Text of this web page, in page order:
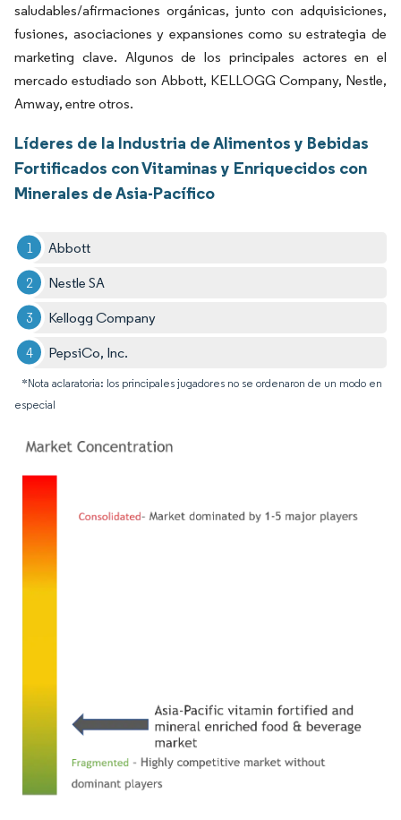
saludables/afirmaciones orgánicas, junto con adquisiciones,
fusiones, asociaciones y expansiones como su estrategia de
marketing clave. Algunos de los principales actores en el
mercado estudiado son Abbott, KELLOGG Company, Nestle,
Amway, entre otros.
Líderes de la Industria de Alimentos y Bebidas
Fortificados con Vitaminas y Enriquecidos con
Minerales de Asia-Pacífico
Abbott
Nestle SA
Kellogg Company
PepsiCo, Inc.
*Nota aclaratoria: los principales jugadores no se ordenaron de un modo en
especial